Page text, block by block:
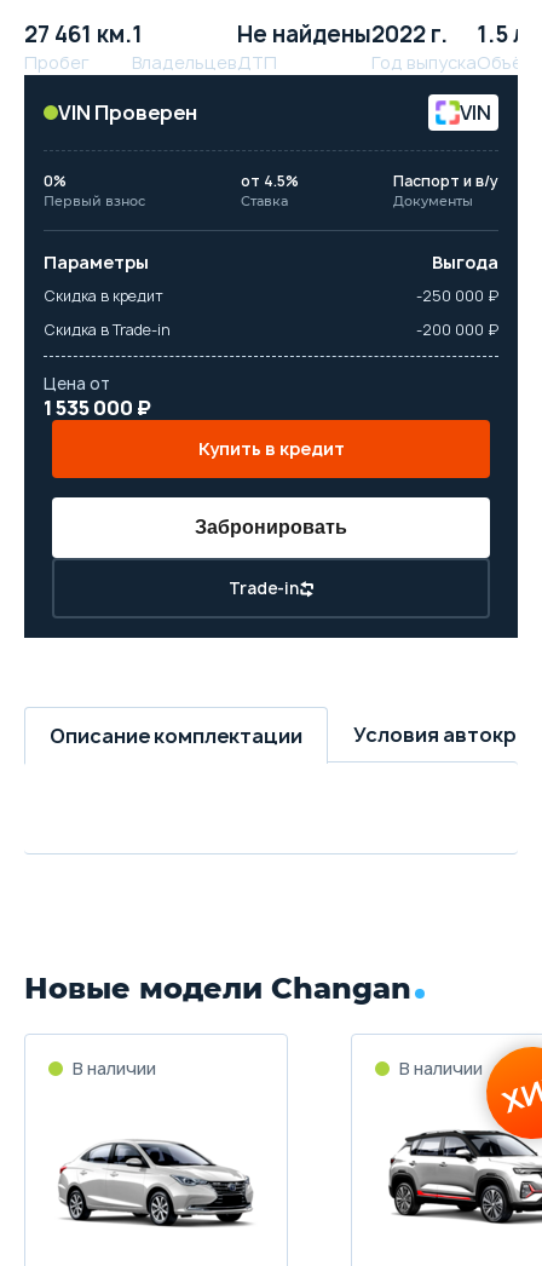
27 461 км.
Пробег
1
Владельцев
Не найдены
ДТП
2022 г.
Год выпуска
1.5 л.
Объём
VIN Проверен VIN
0%
Первый взнос
от 4.5%
Ставка
Паспорт и в/у
Документы
Параметры Выгода
Скидка в кредит
-250 000 ₽
Скидка в Trade-in
-200 000 ₽
Цена от
1 535 000 ₽
Купить в кредит
Trade-in
Забронировать
Описание комплектации Условия
Новые модели Changan